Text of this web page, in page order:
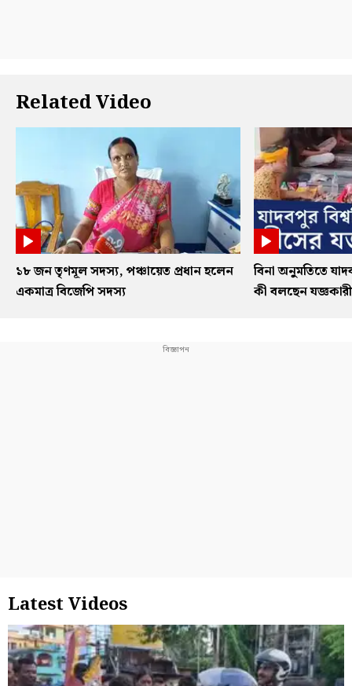
Related Video
১৮ জন তৃণমূল সদস্য, পঞ্চায়েত প্রধান হলেন
একমাত্র বিজেপি সদস্য
বিনা অনুমতিতে
কী বলছেন
Latest Videos